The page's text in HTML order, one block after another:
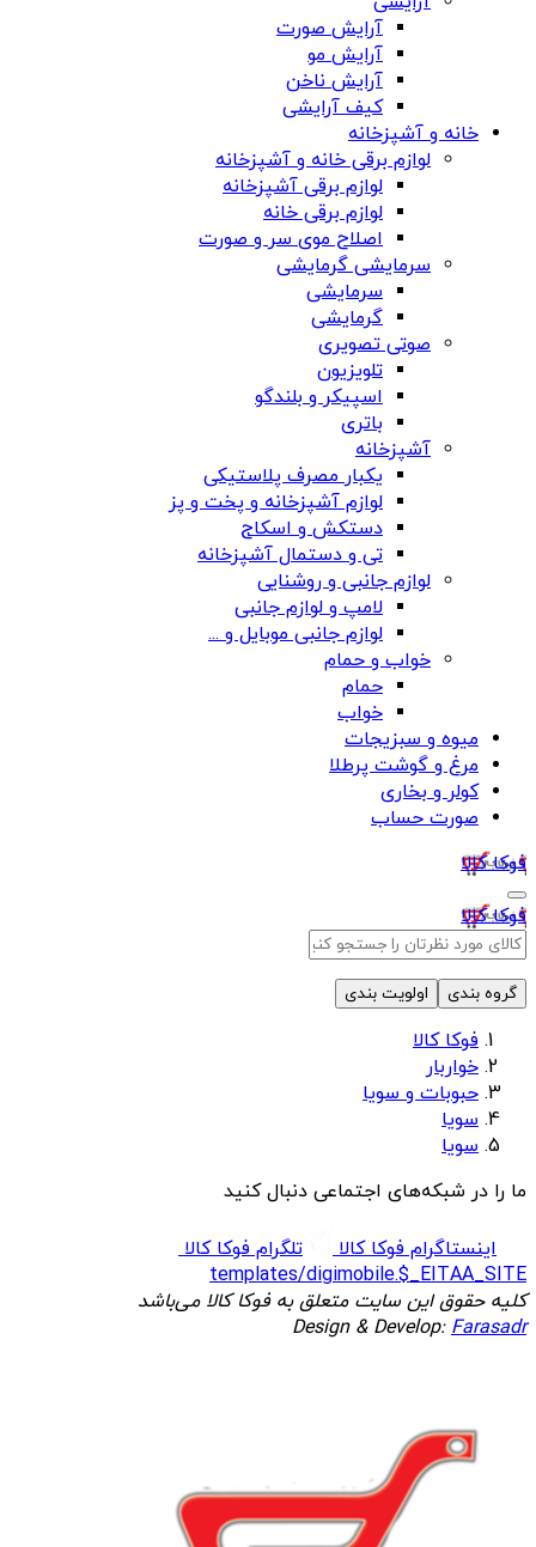
آرایش صورت
آرایش مو
آرایش ناخن
کیف آرایشی
خانه و آشپزخانه
لوازم برقی خانه و آشپزخانه
لوازم برقی آشپزخانه
لوازم برقی خانه
اصلاح موی سر و صورت
سرمایشی گرمایشی
سرمایشی
گرمایشی
صوتی تصویری
تلویزیون
اسپیکر و بلندگو
باتری
آشپزخانه
یکبار مصرف پلاستیکی
لوازم آشپزخانه و پخت و پز
دستکش و اسکاج
تی و دستمال آشپزخانه
لوازم جانبی و روشنایی
لامپ و لوازم جانبی
لوازم جانبی موبایل و ...
خواب و حمام
حمام
خواب
میوه و سبزیجات
مرغ و گوشت پرطلا
کولر و بخاری
صورت حساب
فوکا کالا
فوکا کالا
گروه بندی اولویت بندی
فوکا کالا
خواربار
حبوبات و سویا
سویا
سویا
ما را در شبکه‌های اجتماعی دنبال کنید
اینستاگرام فوکا کالا
تلگرام فوکا کالا
templates/digimobile.$_EITAA_SITE
کلیه حقوق این سایت متعلق به فوکا کالا می‌باشد
Design & Develop:Farasadr